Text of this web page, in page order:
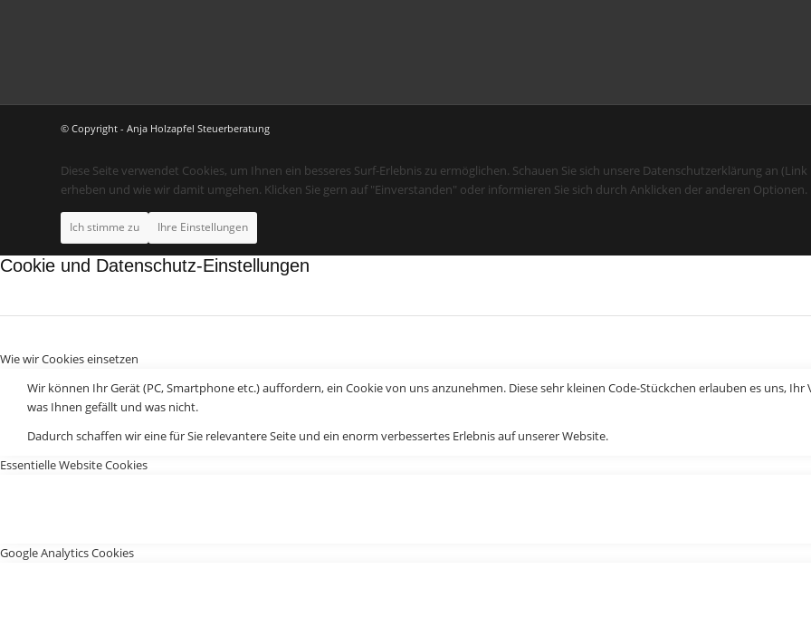
© Copyright - Anja Holzapfel Steuerberatung
Diese Seite verwendet Cookies, um Ihnen ein besseres Surf-Erlebnis zu ermöglichen. Schauen Sie sich unsere Datenschutzerklärung an
erheben und wie wir damit umgehen. Klicken Sie gern auf "Einverstanden" oder informieren Sie sich durch Anklicken der anderen Optionen.
Ich stimme zu Ihre Einstellungen
Cookie und Datenschutz-Einstellungen
Wie wir Cookies einsetzen
Wir können Ihr Gerät (PC, Smartphone etc.) auffordern, ein Cookie von uns anzunehmen. Diese sehr kleinen Code-Stückchen erlauben es uns,
was Ihnen gefällt und was nicht.
Dadurch schaffen wir eine für Sie relevantere Seite und ein enorm verbessertes Erlebnis auf unserer Website.
Essentielle Website Cookies
Google Analytics Cookies